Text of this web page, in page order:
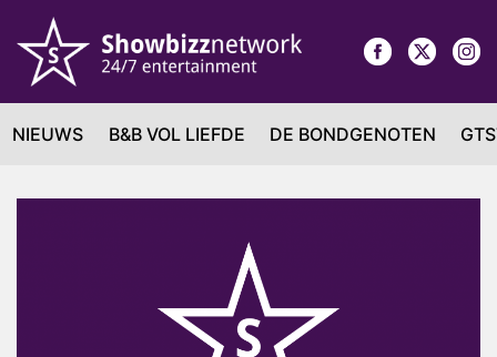
NIEUWS B&B VOL LIEFDE DE BONDGENOTEN